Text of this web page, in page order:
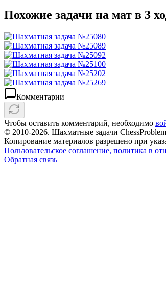
Похожие задачи на мат в 3
Комментарии
Чтобы оставить комментарий, необходимо
© 2010-2026. Шахматные задачи
Копирование материалов разрешено при
Пользовательское соглашение, политика в
Обратная связь